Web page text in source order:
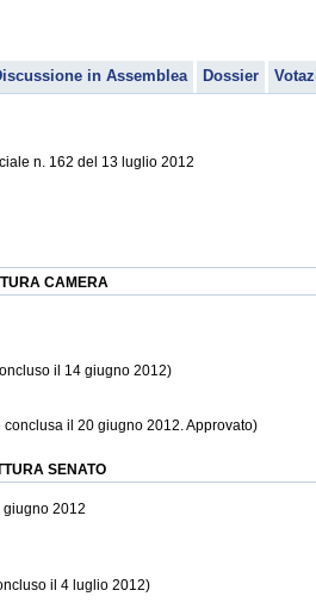
in Assemblea Dossier
n. 162 del 13 luglio 2012
CAMERA
il 14 giugno 2012)
il 20 giugno 2012. Approvato)
SENATO
2012
il 4 luglio 2012)